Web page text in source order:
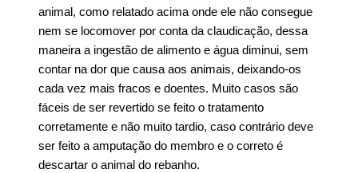
animal, como relatado acima onde ele não consegue
nem se locomover por conta da claudicação, dessa
maneira a ingestão de alimento e água diminui, sem
contar na dor que causa aos animais, deixando-os
cada vez mais fracos e doentes. Muito casos são
fáceis de ser revertido se feito o tratamento
corretamente e não muito tardio, caso contrário deve
ser feito a amputação do membro e o correto é
descartar o animal do rebanho.